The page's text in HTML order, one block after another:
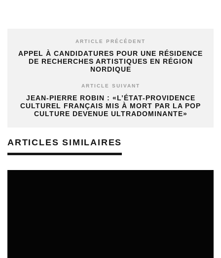
ARTICLE PRÉCÉDENT
APPEL À CANDIDATURES POUR UNE RÉSIDENCE
DE RECHERCHES ARTISTIQUES EN RÉGION
NORDIQUE
ARTICLE SUIVANT
JEAN-PIERRE ROBIN : «L’ÉTAT-PROVIDENCE
CULTUREL FRANÇAIS MIS À MORT PAR LA POP
CULTURE DEVENUE ULTRADOMINANTE»
ARTICLES SIMILAIRES